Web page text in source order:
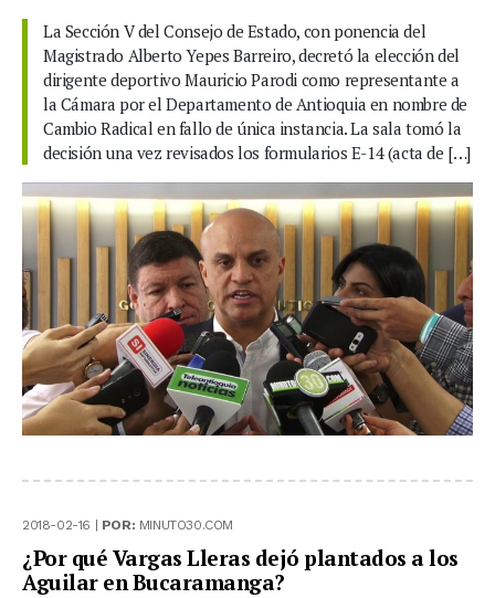
La Sección V del Consejo de Estado, con ponencia del
Magistrado Alberto Yepes Barreiro, decretó la elección del
dirigente deportivo Mauricio Parodi como representante a
la Cámara por el Departamento de Antioquia en nombre de
Cambio Radical en fallo de única instancia. La sala tomó la
decisión una vez revisados los formularios E-14 (acta de […]
2018-02-16 | POR: MINUTO30.COM
¿Por qué Vargas Lleras dejó plantados a los
Aguilar en Bucaramanga?